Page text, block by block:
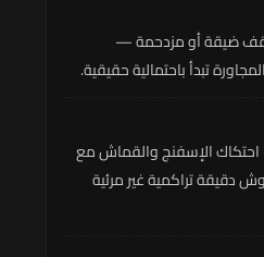
ضيقة أو مزدحمة —
تبدأ باحتمالية حقيقية.
احتكاك الإسفنج والقماش مع
دقيقة تراكمية غير مرئية